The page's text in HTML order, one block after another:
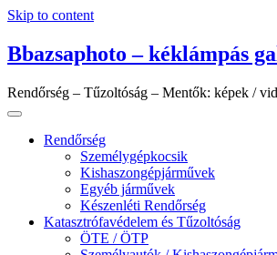
Skip to content
Bbazsaphoto – kéklámpás
Rendőrség – Tűzoltóság – Mentők: képek /
Rendőrség
Személygépkocsik
Kishaszongépjárművek
Egyéb járművek
Készenléti Rendőrség
Katasztrófavédelem és Tűzoltóság
ÖTE / ÖTP